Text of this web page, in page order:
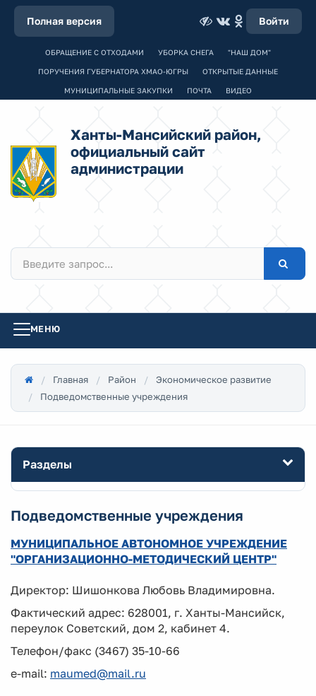
Полная версия Войти
ОБРАЩЕНИЕ С ОТХОДАМИ УБОРКА СНЕГА "НАШ ДОМ"
ПОРУЧЕНИЯ ГУБЕРНАТОРА ХМАО-ЮГРЫ ОТКРЫТЫЕ ДАННЫЕ
МУНИЦИПАЛЬНЫЕ ЗАКУПКИ ПОЧТА ВИДЕО
Ханты-Мансийский район,
официальный сайт
администрации
МЕНЮ
Главная Район
Экономическое развитие
Подведомственные учреждения
Разделы
Подведомственные учреждения
МУНИЦИПАЛЬНОЕ АВТОНОМНОЕ УЧРЕЖДЕНИЕ
"ОРГАНИЗАЦИОННО-МЕТОДИЧЕСКИЙ ЦЕНТР"
Директор: Шишонкова Любовь Владимировна.
Фактический адрес: 628001, г. Ханты-Мансийск,
переулок Советский, дом 2, кабинет 4.
Телефон/факс (3467) 35-10-66
e-mail: maumed@mail.ru